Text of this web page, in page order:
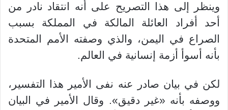
وينظر إلى هذا التصريح على أنه انتقاد نادر من
أحد أفراد العائلة المالكة في المملكة بسبب
الصراع في اليمن، والذي وصفته الأمم المتحدة
بأنه أسوأ أزمة إنسانية في العالم.
لكن في بيان صادر عنه نفى الأمير هذا التفسير،
ووصفه بأنه «غير دقيق». وقال الأمير في البيان